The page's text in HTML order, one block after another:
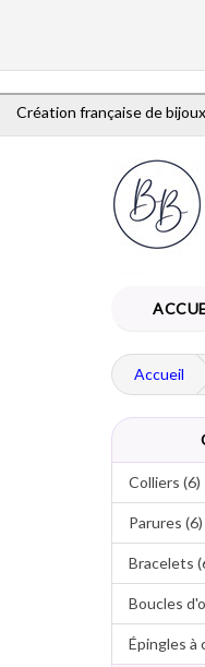
Création française de
Accueil
Colliers (6)
Parures (6)
Bracelets
Boucles
Épingles à